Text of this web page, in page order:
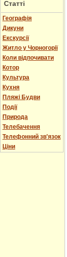
Статті
Географія
Дикуни
Екскурсії
Житло у Чорногорії
Коли відпочивати
Котор
Культура
Кухня
Пляжі Будви
Події
Природа
Телебачення
Телефонний зв'язок
Ціни